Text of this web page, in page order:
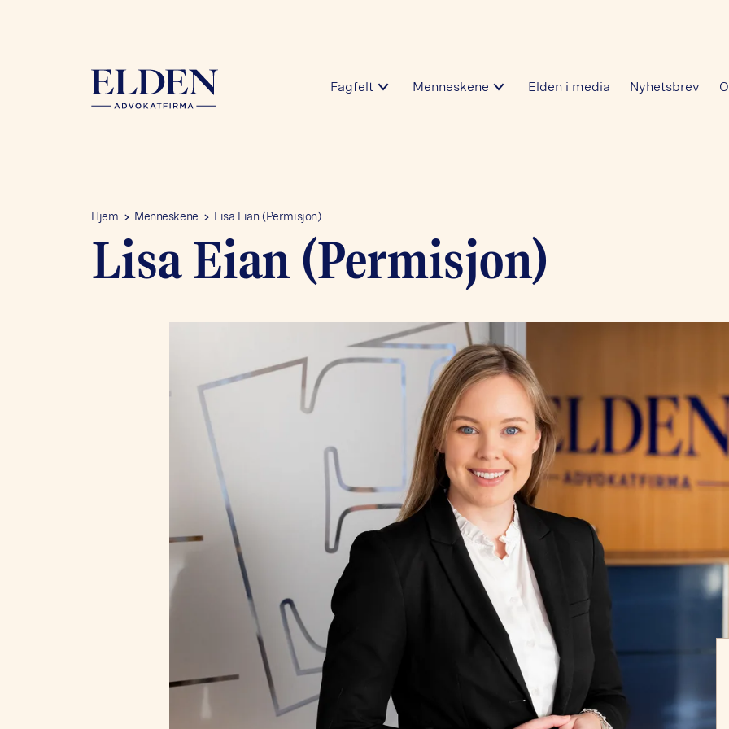
Fagfelt Menneskene Elden i media Nyhetsbrev
Hjem Menneskene Lisa Eian (Permisjon)
Lisa Eian (Permisjon)